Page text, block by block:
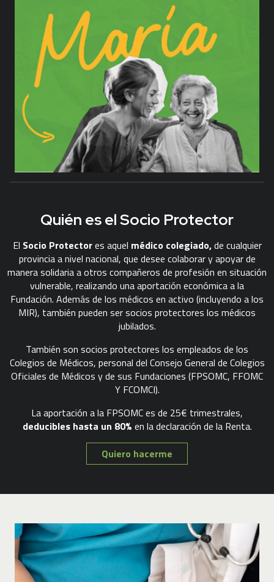
Quién es el Socio Protector
El Socio Protectores aquel médico colegiado,de cualquier
provincia a nivel nacional, que desee colaborar y apoyar de
manera solidaria a otros compañeros de profesión en situación
vulnerable, realizando una aportación económica a la
Fundación. Además de los médicos en activo (incluyendo a los
MIR), también pueden ser socios protectores los médicos
jubilados.
También son socios protectores los empleados de los
Colegios de Médicos, personal del Consejo General de Colegios
Oficiales de Médicos y de sus Fundaciones (FPSOMC, FFOMC
Y FCOMCI).
La aportación a la FPSOMC es de 25€ trimestrales,
deducibles hasta un 80% en la declaración de la Renta.
Quiero hacerme